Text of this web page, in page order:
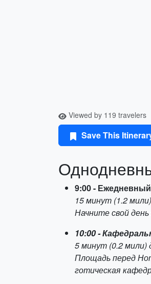
Viewed by 119 travelers
Save This
9:00 -
15 минут (1.2
Начните свой
10:00 -
5 минут (0.2
Площадь перед
готическая